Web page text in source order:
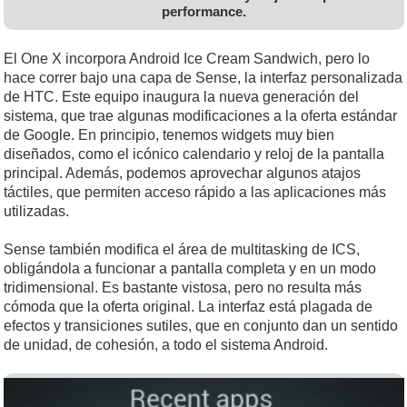
performance.
El One X incorpora Android Ice Cream Sandwich, pero lo
hace correr bajo una capa de Sense, la interfaz personalizada
de HTC. Este equipo inaugura la nueva generación del
sistema, que trae algunas modificaciones a la oferta estándar
de Google. En principio, tenemos widgets muy bien
diseñados, como el icónico calendario y reloj de la pantalla
principal. Además, podemos aprovechar algunos atajos
táctiles, que permiten acceso rápido a las aplicaciones más
utilizadas.
Sense también modifica el área de multitasking de ICS,
obligándola a funcionar a pantalla completa y en un modo
tridimensional. Es bastante vistosa, pero no resulta más
cómoda que la oferta original. La interfaz está plagada de
efectos y transiciones sutiles, que en conjunto dan un sentido
de unidad, de cohesión, a todo el sistema Android.